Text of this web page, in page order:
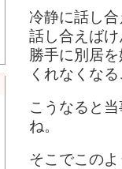
冷静に話し
話し合えば
勝手に別居
くれなくな
こうなると
ね。
そこでこの